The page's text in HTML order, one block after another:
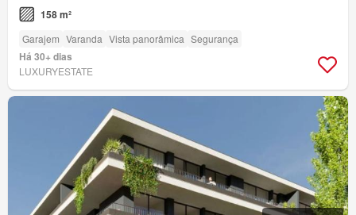
158 m²
Garajem Varanda Vista panorâmica Segurança
Há 30+ dias
LUXURYESTATE